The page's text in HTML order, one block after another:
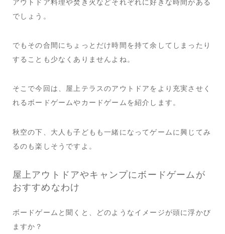
でしょう。
でもその合間にちょっとだけ時間を持て余してしまったり
することも少なくありませんよね。
そこで今回は、屋上テラスのアウトドアをより充実させく
れるボードゲームやカードゲームを紹介します。
秋空の下、大人も子どもも一緒になってゲームに興じてみ
るのも楽しそうですよ。
屋上アウトドアやキャンプにボードゲームが
おすすめなわけ
ボードゲームと聞くと、どのようなイメージが頭に浮かび
ますか？